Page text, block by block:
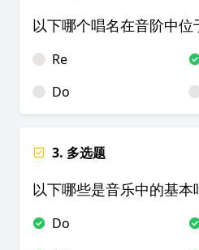
以下哪个唱名在音阶中位
Re
Do
3. 多选题
以下哪些是音乐中的基本
Do